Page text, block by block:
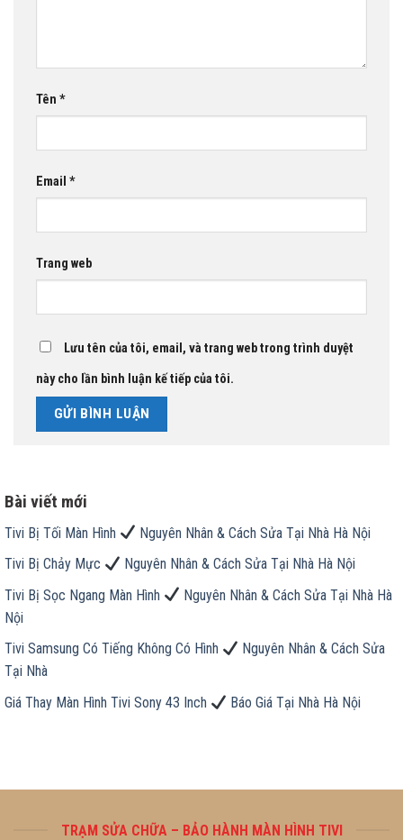
Tên *
Email *
Trang web
Lưu tên của tôi, email, và trang web trong trình duyệt
này cho lần bình luận kế tiếp của tôi.
Bài viết mới
Tivi Bị Tối Màn Hình
Nguyên Nhân & Cách Sửa Tại Nhà Hà Nội
Tivi Bị Chảy Mực
Nguyên Nhân & Cách Sửa Tại Nhà Hà Nội
Tivi Bị Sọc Ngang Màn Hình
Nguyên Nhân & Cách Sửa Tại Nhà Hà
Nội
Tivi Samsung Có Tiếng Không Có Hình
Nguyên Nhân & Cách Sửa
Tại Nhà
Giá Thay Màn Hình Tivi Sony 43 Inch
Báo Giá Tại Nhà Hà Nội
TRẠM SỬA CHỮA – BẢO HÀNH MÀN HÌNH TIVI